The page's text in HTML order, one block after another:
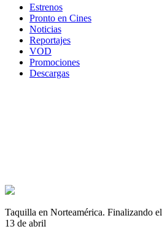
Estrenos
Pronto en Cines
Noticias
Reportajes
VOD
Promociones
Descargas
Taquilla en Norteamérica. Finalizando el
13 de abril